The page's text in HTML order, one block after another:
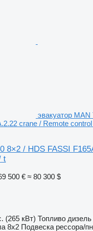
эвакуатор
crane / Remote
8×2 / HDS FASSI
t
500 € ≈ 80 300 $
(265 кВт) Топливо дизель
8x2 Подвеска рессора/